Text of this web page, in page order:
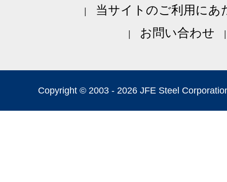
当サイトのご利用にあ
お問い合わせ
Copyright © 2003 - 2026 JFE Steel